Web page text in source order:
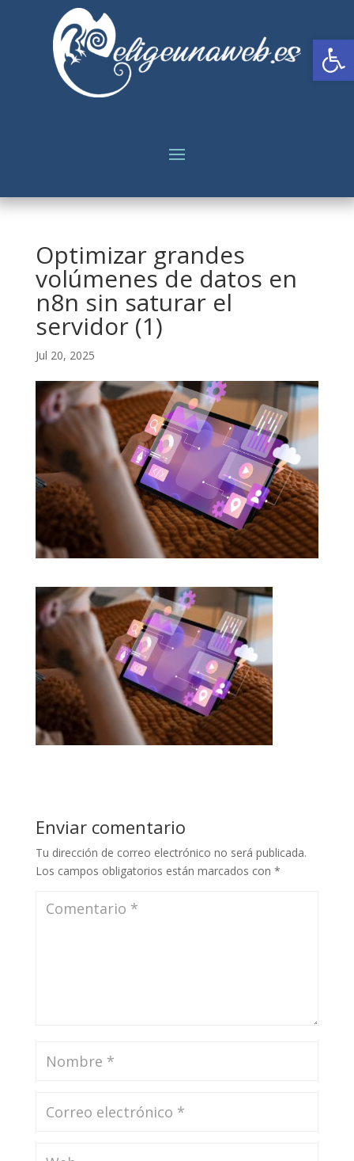
Optimizar grandes
volúmenes de datos en
n8n sin saturar el
servidor (1)
Jul 20, 2025
Enviar comentario
Tu dirección de correo electrónico no será publicada.
Los campos obligatorios están marcados con *